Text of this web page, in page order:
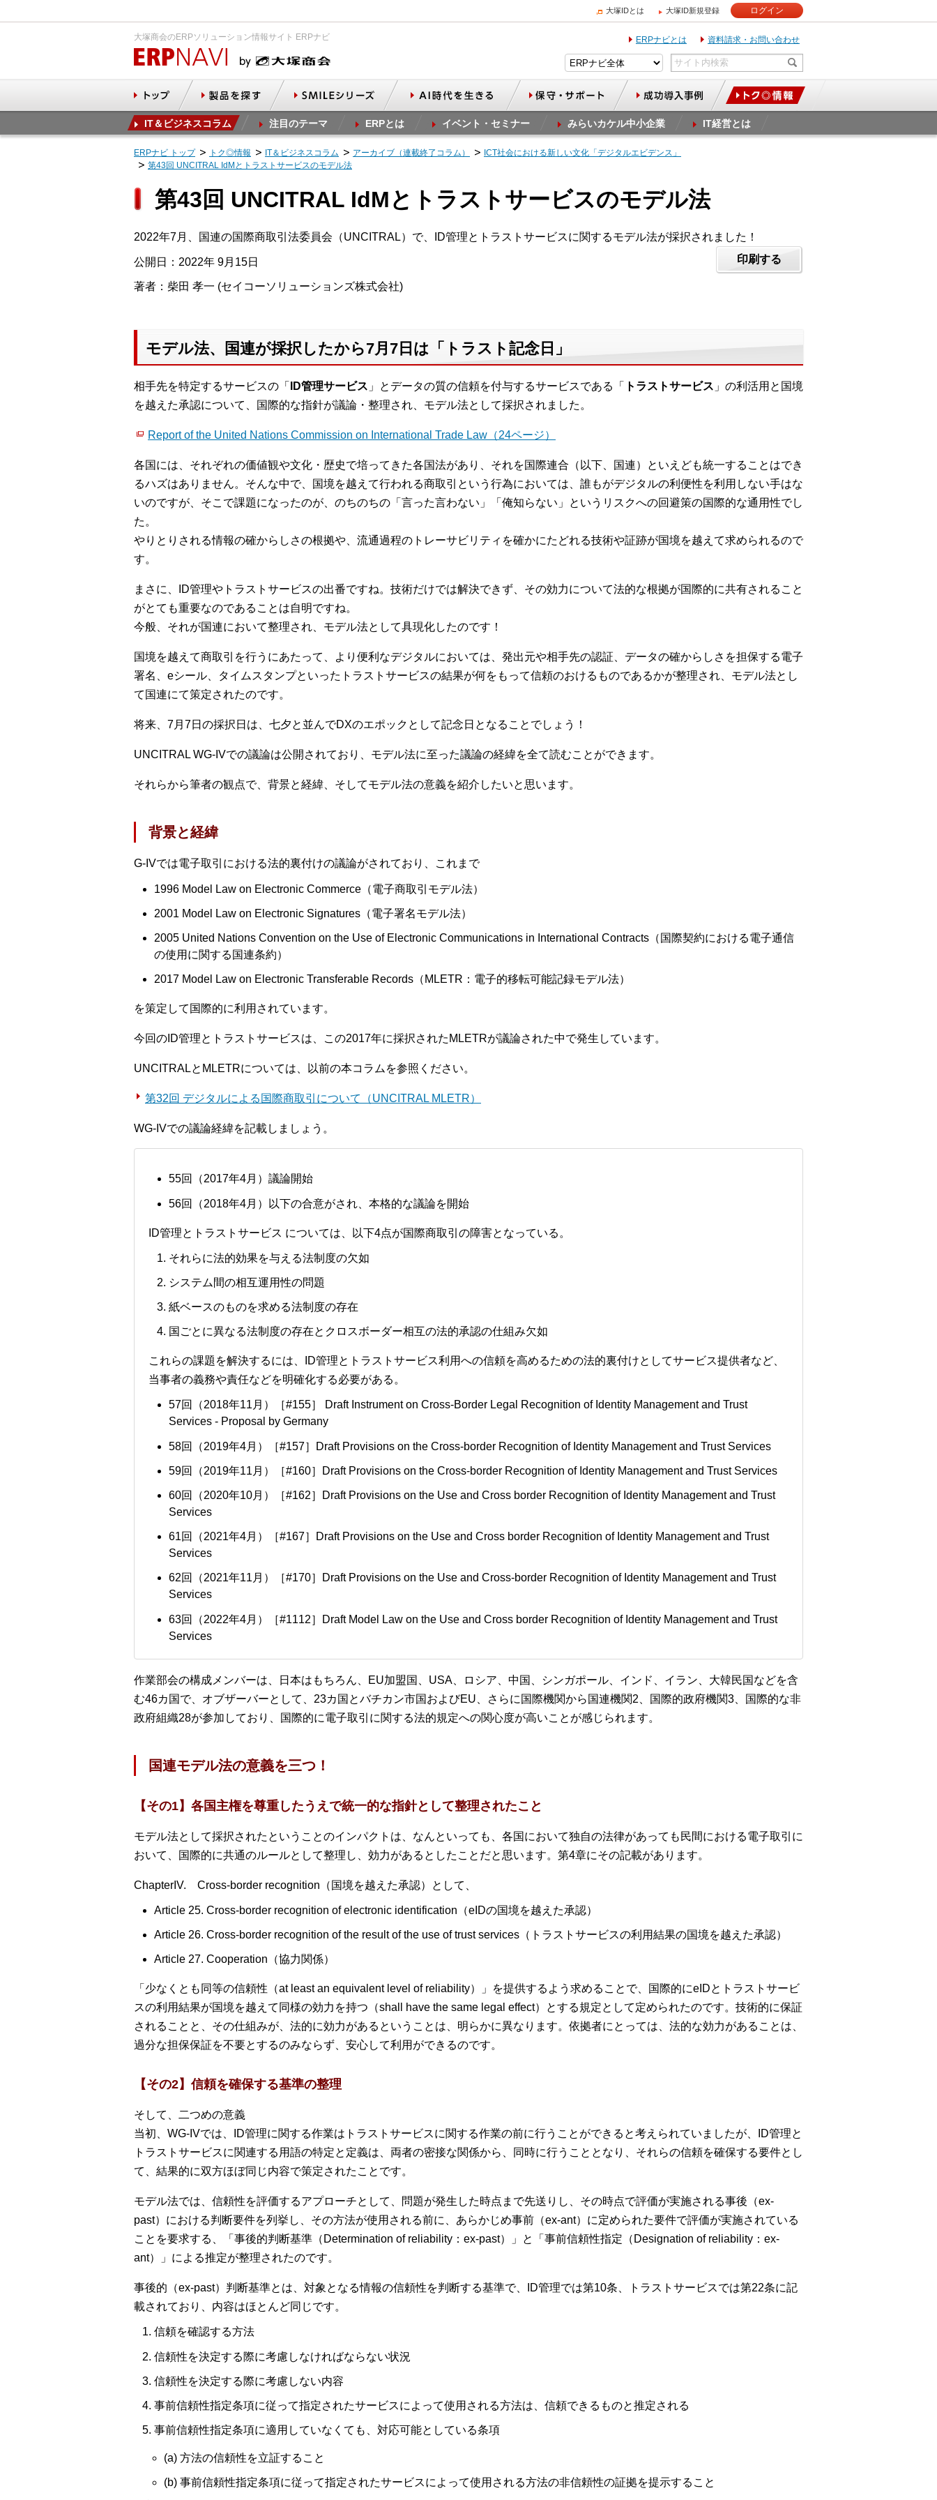
大塚IDとは 大塚ID新規登録 ログイン
大塚商会のERPソリューション情報サイト ERPナビ ERPナビとは 資料請求・お問い合わせ
IT＆ビジネスコラム 注目のテーマ ERPとは イベント・セミナー みらいカケル中小企業 IT経営とは
ERPナビ トップ トク◎情報 IT＆ビジネスコラム アーカイブ（連載終了コラム）
ICT社会における新しい文化「デジタルエビデンス」
第43回 UNCITRAL IdMとトラストサービスのモデル法
第43回 UNCITRAL IdMとトラストサービスのモデル法
2022年7月、国連の国際商取引法委員会（UNCITRAL）で、ID管理とトラストサービスに関するモデル法が採択されました！
公開日：2022年 9月15日
著者：柴田 孝一 (セイコーソリューションズ株式会社)
印刷する
モデル法、国連が採択したから7月7日は「トラスト記念日」
相手先を特定するサービスの「 ID管理サービス 」とデータの質の信頼を付与するサービスである「 トラストサービス 」の利活用と国境
を越えた承認について、国際的な指針が議論・整理され、モデル法として採択されました。
Report of the United Nations Commission on International Trade Law（24ページ）
各国には、それぞれの価値観や文化・歴史で培ってきた各国法があり、それを国際連合（以下、国連）といえども統一することはでき
るハズはありません。そんな中で、国境を越えて行われる商取引という行為においては、誰もがデジタルの利便性を利用しない手はな
いのですが、そこで課題になったのが、のちのちの「言った言わない」「俺知らない」というリスクへの回避策の国際的な通用性でし
た。
やりとりされる情報の確からしさの根拠や、流通過程のトレーサビリティを確かにたどれる技術や証跡が国境を越えて求められるので
す。
まさに、ID管理やトラストサービスの出番ですね。技術だけでは解決できず、その効力について法的な根拠が国際的に共有されること
がとても重要なのであることは自明ですね。
今般、それが国連において整理され、モデル法として具現化したのです！
国境を越えて商取引を行うにあたって、より便利なデジタルにおいては、発出元や相手先の認証、データの確からしさを担保する電子
署名、eシール、タイムスタンプといったトラストサービスの結果が何をもって信頼のおけるものであるかが整理され、モデル法とし
て国連にて策定されたのです。
将来、7月7日の採択日は、七夕と並んでDXのエポックとして記念日となることでしょう！
UNCITRAL WG-IVでの議論は公開されており、モデル法に至った議論の経緯を全て読むことができます。
それらから筆者の観点で、背景と経緯、そしてモデル法の意義を紹介したいと思います。
背景と経緯
G-IVでは電子取引における法的裏付けの議論がされており、これまで
1996 Model Law on Electronic Commerce（電子商取引モデル法）
2001 Model Law on Electronic Signatures（電子署名モデル法）
2005 United Nations Convention on the Use of Electronic Communications in International Contracts（国際契約における電子通信
の使用に関する国連条約）
2017 Model Law on Electronic Transferable Records（MLETR：電子的移転可能記録モデル法）
を策定して国際的に利用されています。
今回のID管理とトラストサービスは、この2017年に採択されたMLETRが議論された中で発生しています。
UNCITRALとMLETRについては、以前の本コラムを参照ください。
第32回 デジタルによる国際商取引について（UNCITRAL MLETR）
WG-IVでの議論経緯を記載しましょう。
55回（2017年4月）議論開始
56回（2018年4月）以下の合意がされ、本格的な議論を開始
ID管理とトラストサービス については、以下4点が国際商取引の障害となっている。
それらに法的効果を与える法制度の欠如
システム間の相互運用性の問題
紙ベースのものを求める法制度の存在
国ごとに異なる法制度の存在とクロスボーダー相互の法的承認の仕組み欠如
これらの課題を解決するには、ID管理とトラストサービス利用への信頼を高めるための法的裏付けとしてサービス提供者など、
当事者の義務や責任などを明確化する必要がある。
57回（2018年11月）［#155］ Draft Instrument on Cross-Border Legal Recognition of Identity Management and Trust
Services - Proposal by Germany
58回（2019年4月）［#157］Draft Provisions on the Cross-border Recognition of Identity Management and Trust Services
59回（2019年11月）［#160］Draft Provisions on the Cross-border Recognition of Identity Management and Trust Services
60回（2020年10月）［#162］Draft Provisions on the Use and Cross border Recognition of Identity Management and Trust
Services
61回（2021年4月）［#167］Draft Provisions on the Use and Cross border Recognition of Identity Management and Trust
Services
62回（2021年11月）［#170］Draft Provisions on the Use and Cross-border Recognition of Identity Management and Trust
Services
63回（2022年4月）［#1112］Draft Model Law on the Use and Cross border Recognition of Identity Management and Trust
Services
作業部会の構成メンバーは、日本はもちろん、EU加盟国、USA、ロシア、中国、シンガポール、インド、イラン、大韓民国などを含
む46カ国で、オブザーバーとして、23カ国とバチカン市国およびEU、さらに国際機関から国連機関2、国際的政府機関3、国際的な非
政府組織28が参加しており、国際的に電子取引に関する法的規定への関心度が高いことが感じられます。
国連モデル法の意義を三つ！
【その1】各国主権を尊重したうえで統一的な指針として整理されたこと
モデル法として採択されたということのインパクトは、なんといっても、各国において独自の法律があっても民間における電子取引に
おいて、国際的に共通のルールとして整理し、効力があるとしたことだと思います。第4章にその記載があります。
ChapterIV. Cross-border recognition（国境を越えた承認）として、
Article 25. Cross-border recognition of electronic identification（eIDの国境を越えた承認）
Article 26. Cross-border recognition of the result of the use of trust services（トラストサービスの利用結果の国境を越えた承認）
Article 27. Cooperation（協力関係）
「少なくとも同等の信頼性（at least an equivalent level of reliability）」を提供するよう求めることで、国際的にeIDとトラストサービ
スの利用結果が国境を越えて同様の効力を持つ（shall have the same legal effect）とする規定として定められたのです。技術的に保証
されることと、その仕組みが、法的に効力があるということは、明らかに異なります。依拠者にとっては、法的な効力があることは、
過分な担保保証を不要とするのみならず、安心して利用ができるのです。
【その2】信頼を確保する基準の整理
そして、二つめの意義
当初、WG-IVでは、ID管理に関する作業はトラストサービスに関する作業の前に行うことができると考えられていましたが、ID管理と
トラストサービスに関連する用語の特定と定義は、両者の密接な関係から、同時に行うこととなり、それらの信頼を確保する要件とし
て、結果的に双方ほぼ同じ内容で策定されたことです。
モデル法では、信頼性を評価するアプローチとして、問題が発生した時点まで先送りし、その時点で評価が実施される事後（ex-
past）における判断要件を列挙し、その方法が使用される前に、あらかじめ事前（ex-ant）に定められた要件で評価が実施されている
ことを要求する、「事後的判断基準（Determination of reliability：ex-past）」と「事前信頼性指定（Designation of reliability：ex-
ant）」による推定が整理されたのです。
事後的（ex-past）判断基準とは、対象となる情報の信頼性を判断する基準で、ID管理では第10条、トラストサービスでは第22条に記
載されており、内容はほとんど同じです。
信頼を確認する方法
信頼性を決定する際に考慮しなければならない状況
信頼性を決定する際に考慮しない内容
事前信頼性指定条項に従って指定されたサービスによって使用される方法は、信頼できるものと推定される
事前信頼性指定条項に適用していなくても、対応可能としている条項
(a) 方法の信頼性を立証すること
(b) 事前信頼性指定条項に従って指定されたサービスによって使用される方法の非信頼性の証拠を提示すること